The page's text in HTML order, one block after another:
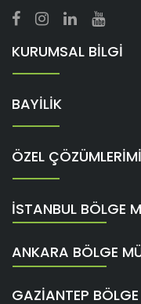
KURUMSAL BİLGİ
BAYİLİK
ÖZEL
İSTANBUL BÖLGE
ANKARA BÖLGE
GAZIANTEP